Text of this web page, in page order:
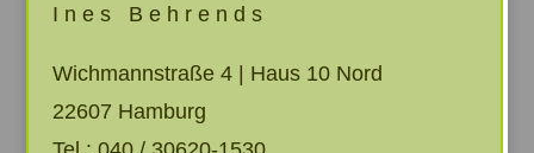
I n e s B e h r e n d s
Wichmannstraße 4 | Haus 10 Nord
22607 Hamburg